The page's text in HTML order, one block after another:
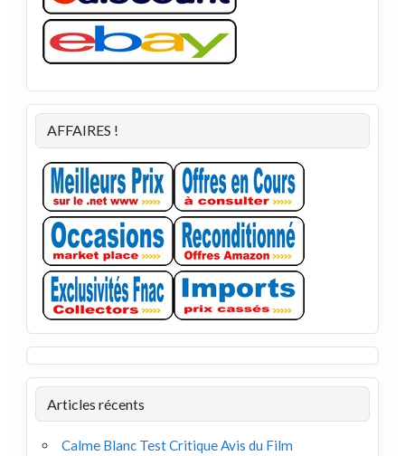
AFFAIRES !
Articles récents
Calme Blanc Test Critique Avis du Film